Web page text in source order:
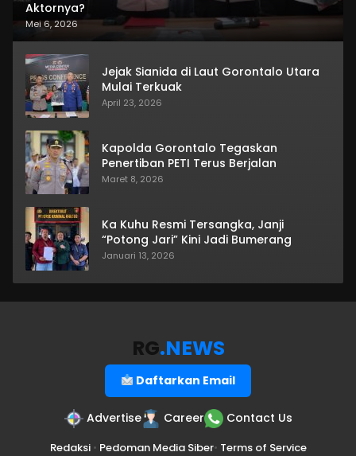
Aktornya?
Mei 6, 2026
Jejak Sianida di Laut Gorontalo Utara
Mulai Terkuak
April 23, 2026
Kapolda Gorontalo Tegaskan
Penertiban PETI Terus Berjalan
Maret 8, 2026
Ka Kuhu Resmi Tersangka, Janji
“Potong Jari” Kini Jadi Bumerang
Januari 13, 2026
RG.NEWS
Daftarkan Email
Advertise Career Contact Us
Redaksi• Pedoman Media Siber• Terms of Service